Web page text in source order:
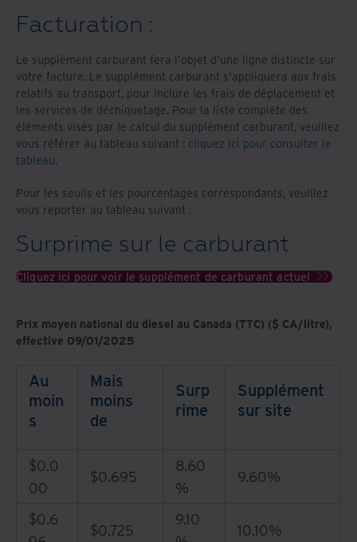
Facturation :
Le supplément carburant fera l'objet d'une ligne distincte sur
votre facture. Le supplément carburant s'appliquera aux frais
relatifs au transport, pour inclure les frais de déplacement et
les services de déchiquetage. Pour la liste complète des
éléments visés par le calcul du supplément carburant, veuillez
vous référer au tableau suivant : cliquez ici pour consulter le
tableau.
Pour les seuils et les pourcentages correspondants, veuillez
vous reporter au tableau suivant :
Surprime sur le carburant
Cliquez ici pour voir le supplément de carburant actuel
Prix moyen national du diesel au Canada (TTC) ($ CA/litre),
effective 09/01/2025
Au
moin
s
Mais
moins
de
Surp
rime
Supplément
sur site
$0.0
00
$0.695
8.60
%
9.60%
$0.6
$0.725
9.10
10.10%